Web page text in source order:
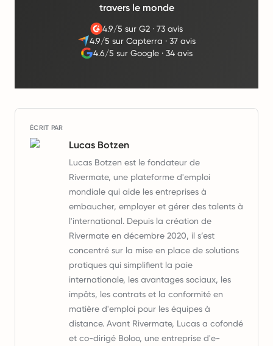
travers le monde
4.9/5 sur G2 ·73 avis
4.9/5 sur Capterra ·37 avis
4.6/5 sur Google· 34 avis
ÉCRIT PAR
Lucas Botzen
Lucas Botzen est le fondateur de
Rivermate, une plateforme d'emploi
mondiale qui aide les entreprises à
embaucher, employer et gérer des talents à
l'international. Depuis la création de
Rivermate en décembre 2020, il s’est
concentré sur la mise en place de solutions
pratiques qui simplifient la paie
internationale, les avantages sociaux, les
impôts, les contrats et la conformité en
matière d'emploi pour les équipes à
distance. Avant Rivermate, Lucas a cofondé
et co-dirigé Boloo, une entreprise d'e-